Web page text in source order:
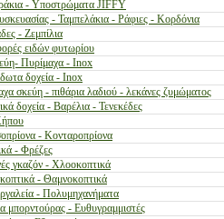
- Υποστρώματα JIFFY
- Ταμπελάκια - Ράφιες - Κορδόνια
- Ζεμπίλια
ειδών φυτωρίου
Πυρίμαχα - Inox
δοχεία - Inox
σκεύη - πιθάρια λαδιού - λεκάνες ζυμώματος
δοχεία - Βαρέλια - Τενεκέδες
- Κονταροπρίονα
- Φρέζες
γκαζόν - Χλοοκοπτικά
- Θαμνοκοπτικά
- Πολυμηχανήματα
μπορντούρας - Ευθυγραμμιστές